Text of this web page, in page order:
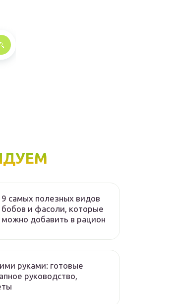
9 самых полезных видов
бобов и фасоли, которые
можно добавить в рацион
руками: готовые
руководство,